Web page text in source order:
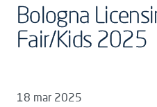
Bologna
Fair/Kids 2025
18 mar 2025